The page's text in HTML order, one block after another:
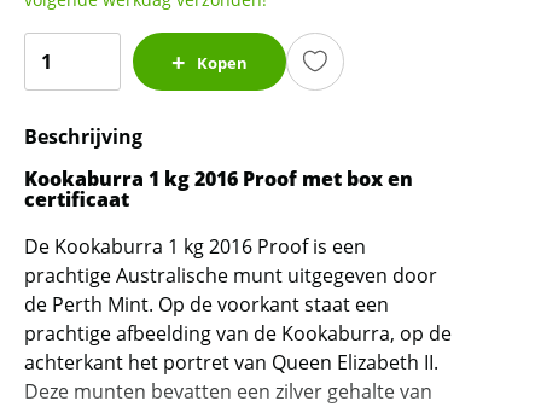
2016
Proof
met
en
certificaat
(500
oplage)
aantal
Kopen
Beschrijving
Kookaburra 1 kg 2016 Proof met box en
certificaat
De Kookaburra 1 kg 2016 Proof is een
prachtige Australische munt uitgegeven door
de Perth Mint. Op de voorkant staat een
prachtige afbeelding van de Kookaburra, op de
achterkant het portret van Queen Elizabeth II.
Deze munten bevatten een zilver gehalte van